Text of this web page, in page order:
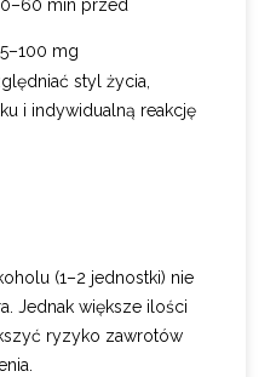
min przed
mg
styl życia,
i indywidualną reakcję
(1–2 jednostki) nie
Jednak większe ilości
ryzyko zawrotów